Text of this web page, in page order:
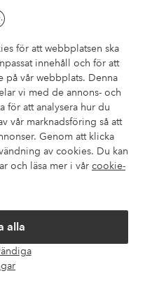
för att webbplatsen ska
innehåll och för att
vår webbplats. Denna
vi med de annons- och
för att analysera hur du
vår marknadsföring så att
Genom att klicka
av cookies. Du kan
och läsa mer i vår cookie-
alla
frågorna. Här finns
kontaktar oss.
Betalsätt